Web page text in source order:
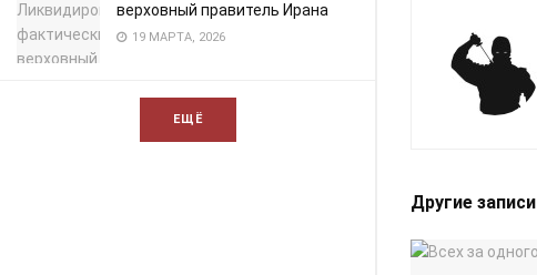
верховный правитель Ирана
19 МАРТА, 2026
ЕЩЁ
Другие записи